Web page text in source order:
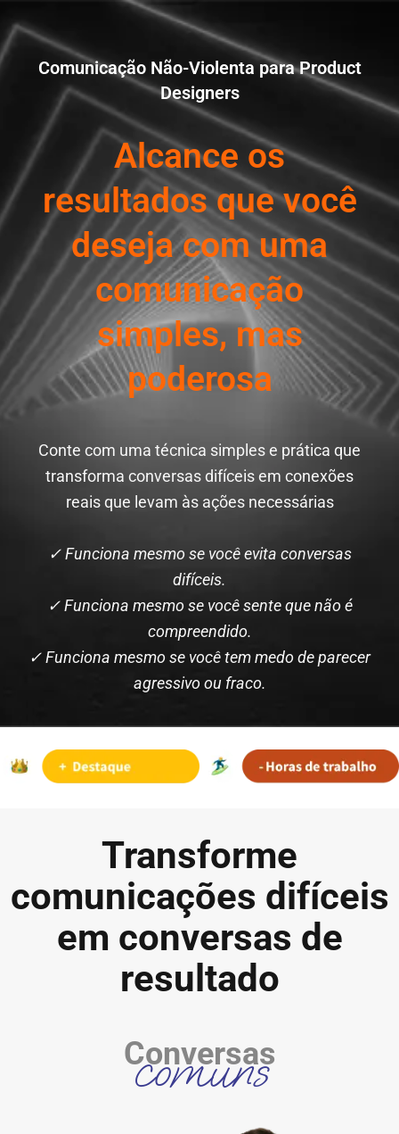
para
o
conteúdoComunicação Não-Violenta para Product
Designers
Alcance os
resultados que você
deseja com uma
comunicação
simples, mas
poderosa
Conte com uma técnica simples e prática que
transforma conversas difíceis em conexões
reais que levam às ações necessárias
✓ Funciona mesmo se você evita conversas
difíceis.
✓ Funciona mesmo se você sente que não é
compreendido.
✓ Funciona mesmo se você tem medo de parecer
agressivo ou fraco.
Transforme
comunicações difíceis
em conversas de
resultado
Conversas
comuns